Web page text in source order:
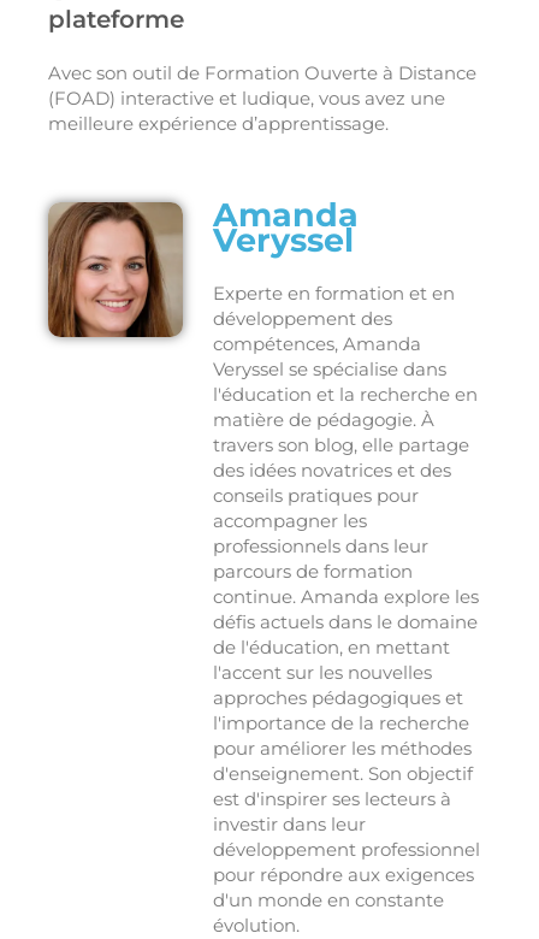
plateforme
Avec son outil de Formation Ouverte à Distance
(FOAD) interactive et ludique, vous avez une
meilleure expérience d’apprentissage.
Amanda
Veryssel
Experte en formation et en
développement des
compétences, Amanda
Veryssel se spécialise dans
l'éducation et la recherche en
matière de pédagogie. À
travers son blog, elle partage
des idées novatrices et des
conseils pratiques pour
accompagner les
professionnels dans leur
parcours de formation
continue. Amanda explore les
défis actuels dans le domaine
de l'éducation, en mettant
l'accent sur les nouvelles
approches pédagogiques et
l'importance de la recherche
pour améliorer les méthodes
d'enseignement. Son objectif
est d'inspirer ses lecteurs à
investir dans leur
développement professionnel
pour répondre aux exigences
d'un monde en constante
évolution.